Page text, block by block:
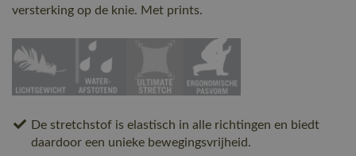
versterking op de knie. Met prints.
De stretchstof is elastisch in alle richtingen en biedt
daardoor een unieke bewegingsvrijheid.